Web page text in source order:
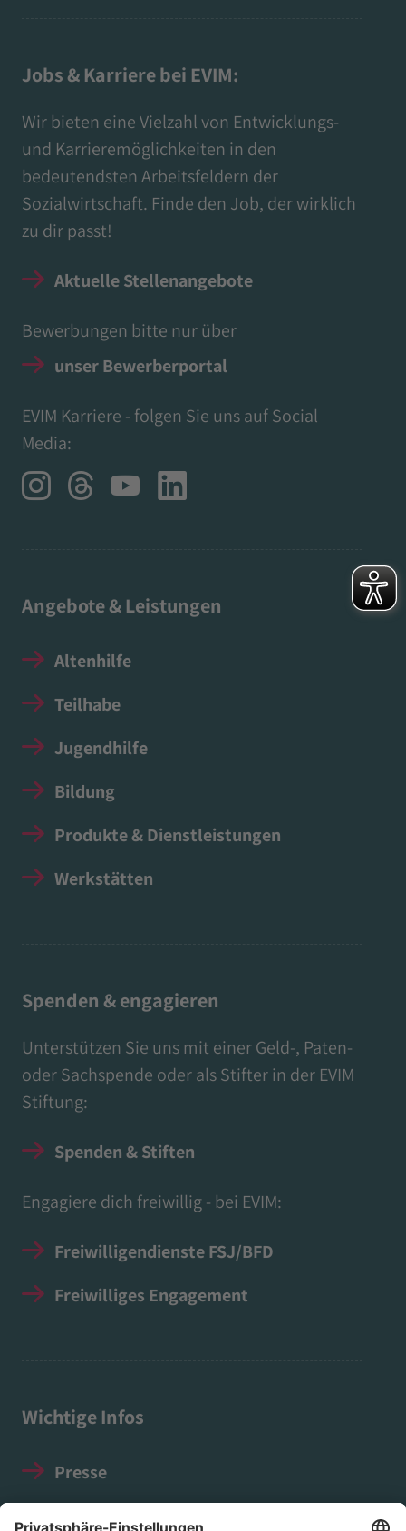
Jobs & Karriere bei EVIM:
Wir bieten eine Vielzahl von Entwicklungs-
und Karrieremöglichkeiten in den
bedeutendsten Arbeitsfeldern der
Sozialwirtschaft. Finde den Job, der wirklich
zu dir passt!
Aktuelle Stellenangebote
Bewerbungen bitte nur über
unser Bewerberportal
EVIM Karriere - folgen Sie uns auf Social
Media:
Angebote & Leistungen
Altenhilfe
Teilhabe
Jugendhilfe
Bildung
Produkte & Dienstleistungen
Werkstätten
Spenden & engagieren
Unterstützen Sie uns mit einer Geld-, Paten-
oder Sachspende oder als Stifter in der EVIM
Stiftung:
Spenden & Stiften
Engagiere dich freiwillig - bei EVIM:
Freiwilligendienste FSJ/BFD
Freiwilliges Engagement
Wichtige Infos
Presse